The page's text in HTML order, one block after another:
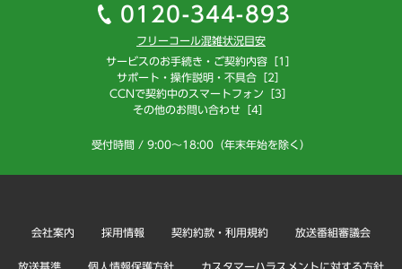
0120-344-893
フリーコール混雑状況目安
サービスのお手続き・ご契約内容［1］
サポート・操作説明・不具合［2］
CCNで契約中のスマートフォン［3］
その他のお問い合わせ［4］
受付時間 / 9:00～18:00（年末年始を除く）
会社案内 採用情報 契約約款・利用規約 放送番組審議会
放送基準 個人情報保護方針 カスタマーハラスメントに対する方針